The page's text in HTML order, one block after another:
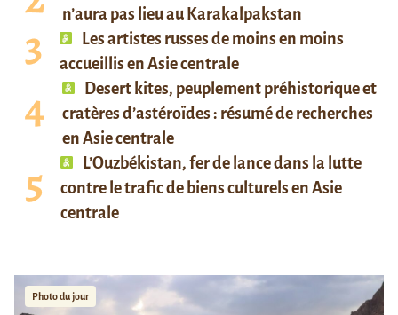
n’aura pas lieu au Karakalpakstan
Les artistes russes de moins en moins
accueillis en Asie centrale
Desert kites, peuplement préhistorique et
cratères d’astéroïdes : résumé de recherches
en Asie centrale
L’Ouzbékistan, fer de lance dans la lutte
contre le trafic de biens culturels en Asie
centrale
Photo du jour